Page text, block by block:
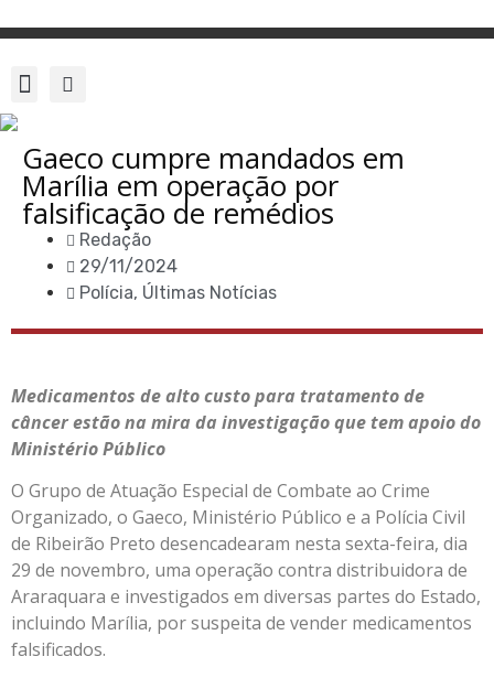
Gaeco cumpre mandados em
Marília em operação por
falsificação de remédios
Redação
29/11/2024
Polícia, Últimas Notícias
Medicamentos de alto custo para tratamento de
câncer estão na mira da investigação que tem apoio do
Ministério Público
O Grupo de Atuação Especial de Combate ao Crime
Organizado, o Gaeco, Ministério Público e a Polícia Civil
de Ribeirão Preto desencadearam nesta sexta-feira, dia
29 de novembro, uma operação contra distribuidora de
Araraquara e investigados em diversas partes do Estado,
incluindo Marília, por suspeita de vender medicamentos
falsificados.